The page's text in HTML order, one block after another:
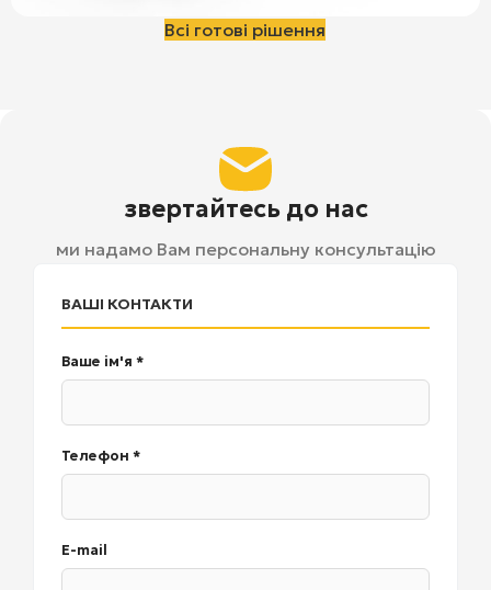
Всі готові рішення
звертайтесь до нас
ми надамо Вам персональну консультацію
ВАШІ КОНТАКТИ
Ваше ім'я *
Телефон *
E-mail